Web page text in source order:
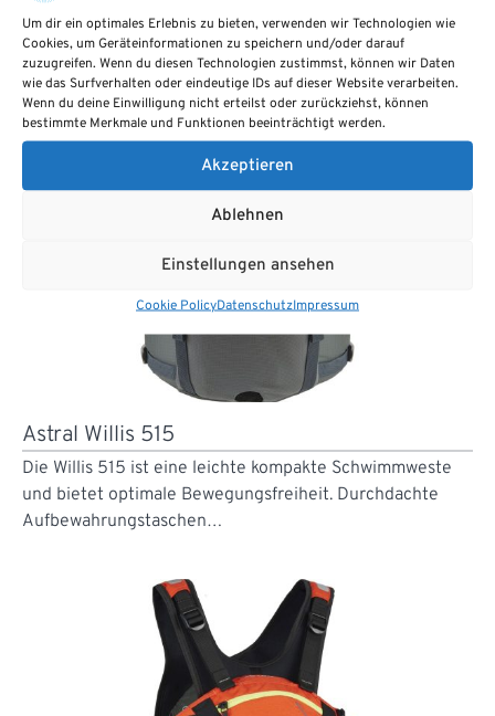
Um dir ein optimales Erlebnis zu bieten, verwenden wir Technologien wie
Cookies, um Geräteinformationen zu speichern und/oder darauf
zuzugreifen. Wenn du diesen Technologien zustimmst, können wir Daten
wie das Surfverhalten oder eindeutige IDs auf dieser Website verarbeiten.
Wenn du deine Einwilligung nicht erteilst oder zurückziehst, können
bestimmte Merkmale und Funktionen beeinträchtigt werden.
Akzeptieren
Ablehnen
Einstellungen ansehen
Cookie PolicyDatenschutzImpressum
Langzeit-Bestseller. Die V-Eight kombiniert die
patentierte…
Astral Willis 515
Die Willis 515 ist eine leichte kompakte Schwimmweste
und bietet optimale Bewegungsfreiheit. Durchdachte
Aufbewahrungstaschen…